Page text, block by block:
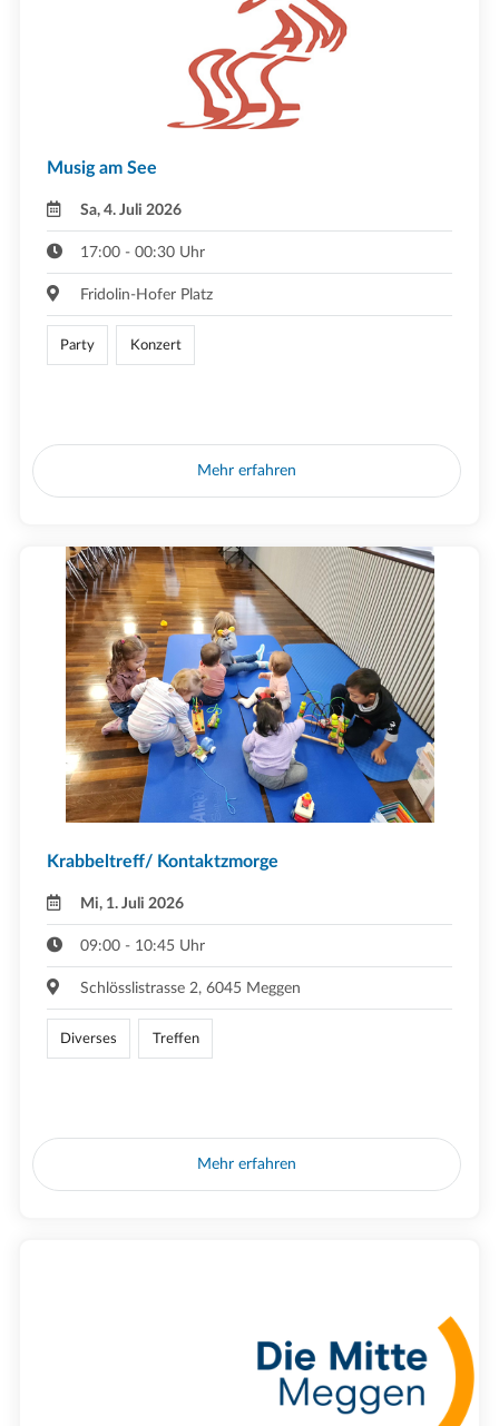
Musig am See
Sa, 4. Juli 2026
17:00 - 00:30 Uhr
Fridolin-Hofer Platz
Party Konzert
Mehr erfahren
Krabbeltreff/ Kontaktzmorge
Mi, 1. Juli 2026
09:00 - 10:45 Uhr
Schlösslistrasse 2, 6045 Meggen
Diverses Treffen
Mehr erfahren